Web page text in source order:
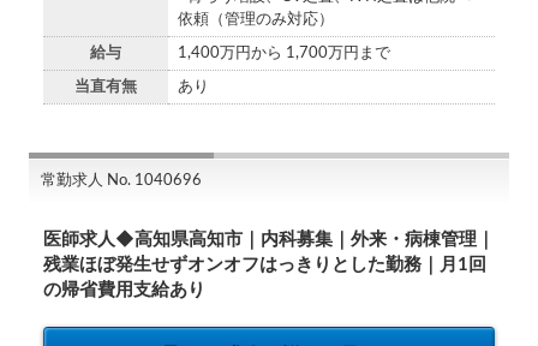
依頼（管理のみ対応）
給与 1,400万円から 1,700万円まで
当直有無 あり
常勤求人 No. 1040696
医師求人◆高知県高知市｜内科募集｜外来・病棟管理｜
残業ほぼ発生せずオンオフはっきりとした勤務｜月1回
の帰省費用支給あり